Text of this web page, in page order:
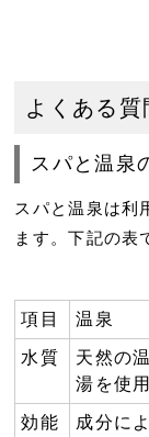
よくある質
スパと温泉
スパと温泉は利
ます。下記の表
項目 温泉
水質
天然の
湯を使用
効能
成分に